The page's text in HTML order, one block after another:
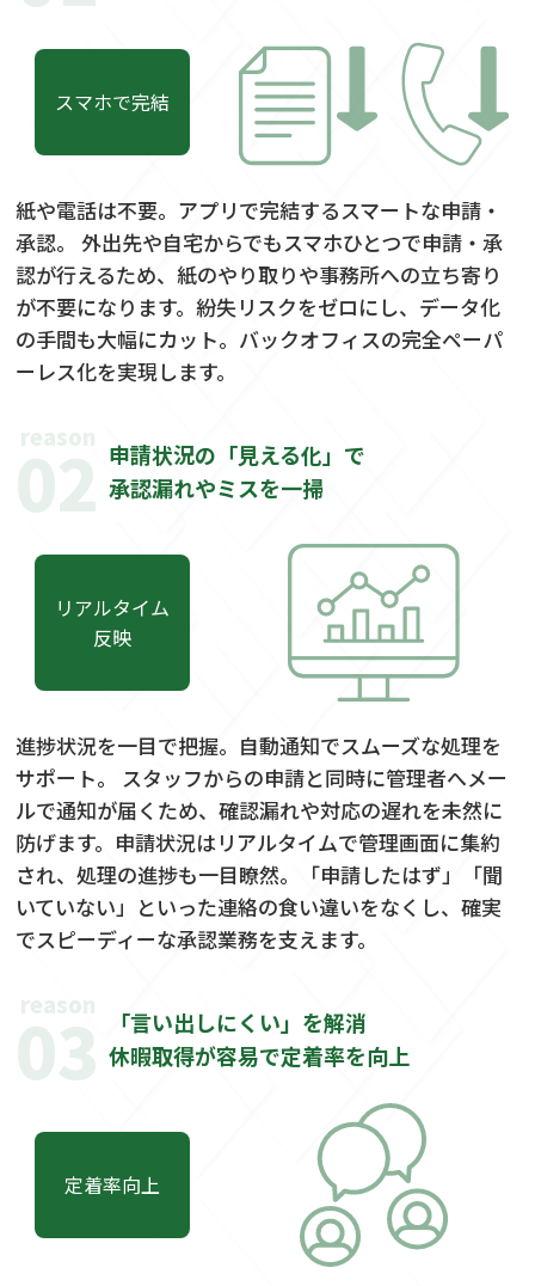
スマホで完結
紙や電話は不要。アプリで完結するスマートな申請・
承認。 外出先や自宅からでもスマホひとつで申請・承
認が行えるため、紙のやり取りや事務所への立ち寄り
が不要になります。紛失リスクをゼロにし、データ化
の手間も大幅にカット。バックオフィスの完全ペーパ
ーレス化を実現します。
reason
02
申請状況の「見える化」で
承認漏れやミスを一掃
リアルタイム
反映
進捗状況を一目で把握。自動通知でスムーズな処理を
サポート。 スタッフからの申請と同時に管理者へメー
ルで通知が届くため、確認漏れや対応の遅れを未然に
防げます。申請状況はリアルタイムで管理画面に集約
され、処理の進捗も一目瞭然。「申請したはず」「聞
いていない」といった連絡の食い違いをなくし、確実
でスピーディーな承認業務を支えます。
reason
03
「言い出しにくい」を解消
休暇取得が容易で定着率を向上
定着率向上